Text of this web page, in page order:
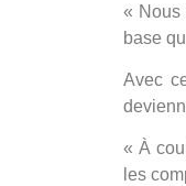
« Nous
base
Avec
« À
les